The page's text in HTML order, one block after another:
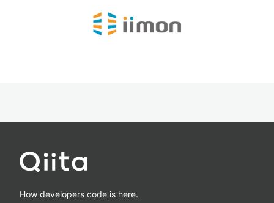
How developers code is here.